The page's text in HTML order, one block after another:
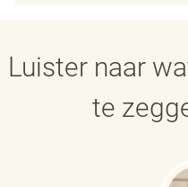
Luister naar
te